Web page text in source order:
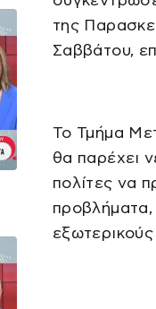
της
Σαββάτου,
Το Τμήμα
θα παρέχει
πολίτες να